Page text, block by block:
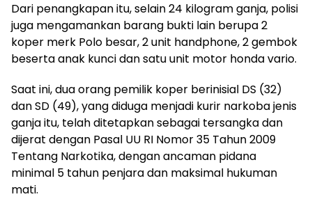
Dari penangkapan itu, selain 24 kilogram ganja, polisi
juga mengamankan barang bukti lain berupa 2
koper merk Polo besar, 2 unit handphone, 2 gembok
beserta anak kunci dan satu unit motor honda vario.
Saat ini, dua orang pemilik koper berinisial DS (32)
dan SD (49), yang diduga menjadi kurir narkoba jenis
ganja itu, telah ditetapkan sebagai tersangka dan
dijerat dengan Pasal UU RI Nomor 35 Tahun 2009
Tentang Narkotika, dengan ancaman pidana
minimal 5 tahun penjara dan maksimal hukuman
mati.